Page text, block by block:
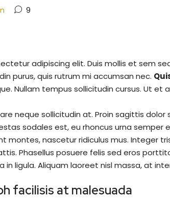
9
adipiscing elit. Duis mollis et sem
purus, quis rutrum mi accumsan nec.
Nullam tempus sollicitudin cursus. Ut et
neque sollicitudin at. Proin sagittis
sodales est, eu rhoncus urna semper
montes, nascetur ridiculus mus. Integer
Phasellus posuere felis sed eros
ligula. Aliquam laoreet nisl massa, at
facilisis at malesuada